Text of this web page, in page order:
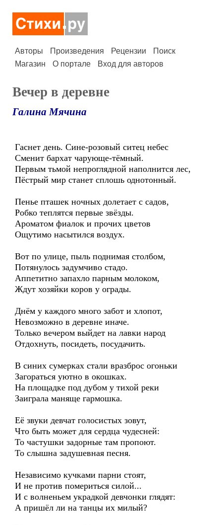
Авторы Произведения Рецензии
Поиск
Магазин
О портале Вход для авторов
Вечер в деревне
Галина Мячина
Гаснет день. Сине-розовый ситец небес
Сменит бархат чарующе-тёмный.
Первым тьмой непроглядной наполнится лес,
Пёстрый мир станет сплошь однотонный.
Пенье пташек ночных долетает с садов,
Робко теплятся первые звёзды.
Ароматом фиалок и прочих цветов
Ощутимо насытился воздух.
Вот по улице, пыль поднимая столбом,
Потянулось задумчиво стадо.
Аппетитно запахло парным молоком,
Ждут хозяйки коров у ограды.
Днём у каждого много забот и хлопот,
Невозможно в деревне иначе.
Только вечером выйдет на лавки народ
Отдохнуть, посидеть, посудачить.
В синих сумерках стали вразброс огоньки
Загораться уютно в окошках.
На площадке под дубом у тихой реки
Заиграла маняще гармошка.
Её звуки девчат голосистых зовут,
Что быть может для сердца чудесней:
То частушки задорные там пропоют.
То слышна задушевная песня.
Независимо кучками парни стоят,
И не против помериться силой...
И с волненьем украдкой девчонки глядят:
А пришёл ли на танцы их милый?